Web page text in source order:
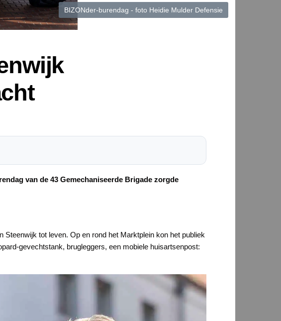
BIZONder-burendag - foto Heidie Mulder Defensie
van de 43 Gemechaniseerde Brigade zorgde
tot leven. Op en rond het Marktplein kon het publiek
gevechtstank, brugleggers, een mobiele huisartsenpost: